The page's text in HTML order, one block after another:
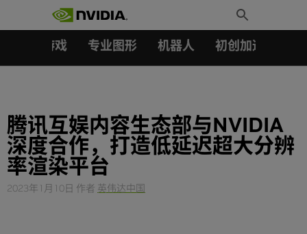
Toggle
Search
游戏 专业图形 机器人 初创加速会员成
腾讯互娱内容生态部与NVIDIA
深度合作，打造低延迟超大分辨
率渲染平台
2023年1月10日 作者 英伟达中国